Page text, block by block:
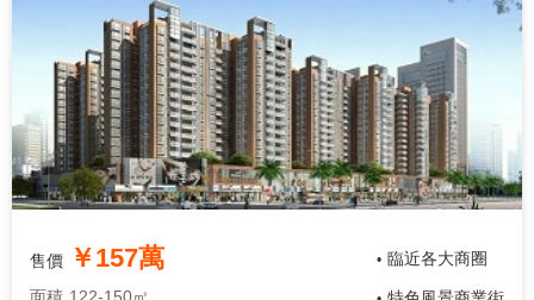
售價 ￥157萬 • 臨近各大商圈